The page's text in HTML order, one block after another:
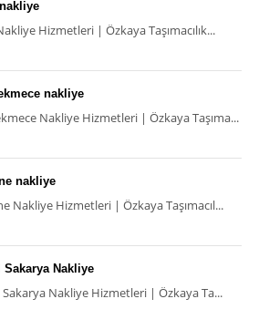
Hizmetleri | Özkaya Taşımacılık...
nakliye
Nakliye Hizmetleri | Özkaya Taşıma...
nakliye
Nakliye Hizmetleri | Özkaya Taşımacıl...
Sakarya Nakliye
Nakliye Hizmetleri | Özkaya Ta...